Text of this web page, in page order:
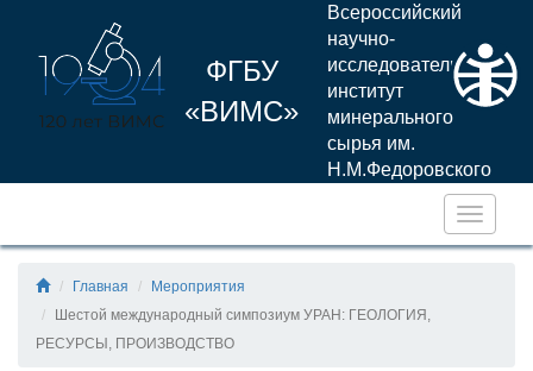
ФГБУ
«ВИМС»
Всероссийский
научно-
исследовательский
институт
минерального
сырья им.
Н.М.Федоровского
Главная
Мероприятия
Шестой международный симпозиум УРАН: ГЕОЛОГИЯ,
РЕСУРСЫ, ПРОИЗВОДСТВО